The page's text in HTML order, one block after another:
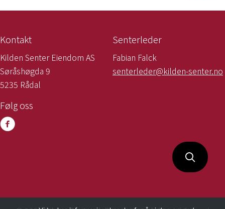
Kontakt
Kilden Senter Eiendom AS
Søråshøgda 9
5235 Rådal
Følg oss
Senterleder
Fabian Falck
senterleder@kilden-senter.no